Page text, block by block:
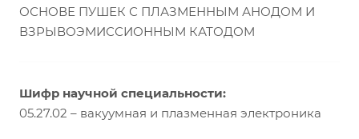
ОСНОВЕ ПУШЕК С ПЛАЗМЕННЫМ АНОДОМ И
ВЗРЫВОЭМИССИОННЫМ КАТОДОМ
Шифр научной специальности:
05.27.02 – вакуумная и плазменная электроника